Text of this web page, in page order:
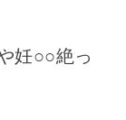
妊○○絶っ